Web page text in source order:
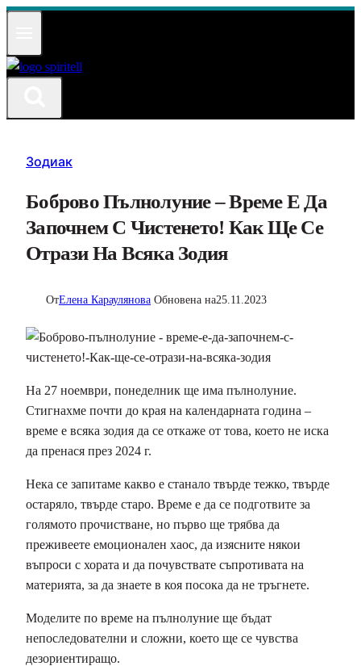
Към
Зодиак
Боброво Пълнолуние – Време Е Да
Започнем С Чистенето! Как Ще Се
Отрази На Всяка Зодия
ОтЕлена Караулянова Обновена на25.11.2023
На 27 ноември, понеделник ще има пълнолуние.
Стигнахме почти до края на календарната година –
време е всяка зодия да се откаже от това, което не иска
да пренася през 2024 г.
Нека се запитаме какво е станало твърде тежко, твърде
остаряло, твърде старо. Време е да се подготвите за
голямото прочистване, но първо ще трябва да
преживеете емоционален хаос, да изясните някои
въпроси с хората и да почувствате съпротивата на
материята, за да знаете в коя посока да не тръгнете.
Моделите по време на пълнолуние ще бъдат
непоследователни и сложни, което ще се чувства
дезориентиращо.